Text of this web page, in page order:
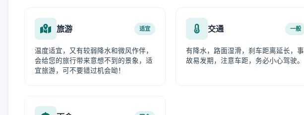
旅游 适宜
温度适宜，又有较弱降水和微风作伴，
会给您的旅行带来意想不到的景象，适
宜旅游，可不要错过机会呦！
交通 一般
有降水，路面湿滑，刹车距离延长，事
故易发期，注意车距，务必小心驾驶。